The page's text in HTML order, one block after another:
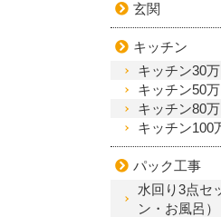
玄関
キッチン
キッチン30
キッチン50
キッチン80
キッチン100
パック工事
水回り3点セ
ン・お風呂）